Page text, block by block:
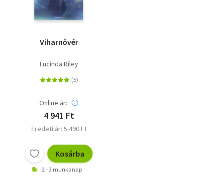
Viharnővér
Lucinda Riley
Online ár:
4 941 Ft
Eredeti ár: 5 490 Ft
Kosárba
2 - 3 munkanap